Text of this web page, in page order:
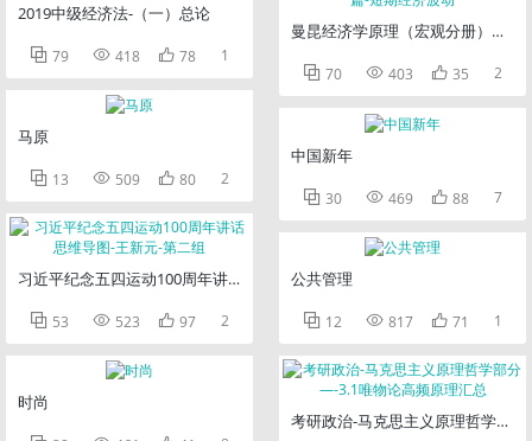
2019中级经济法-（一）总论
 79  418  78 1
马原
 13  509  80 2
习近平纪念五四运动100周年讲话思维导图-王新元-第二组
 53  523  97 2
时尚
曼昆经济学原理（宏观分册）第12
 70  403  35 2
中国新年
 30  469  88 7
公共管理
 12  817  71 1
考研政治-马克思主义原理哲学部